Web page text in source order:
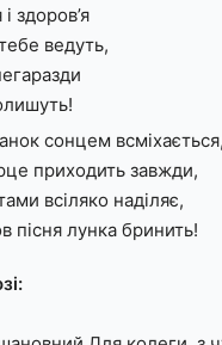
здоров’я
ведуть,
сонцем всміхається,
приходить завжди,
всіляко наділяє,
пісня лунка бринить!